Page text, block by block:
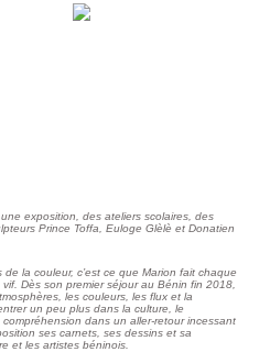
exposition, des ateliers scolaires, des
Prince Toffa, Euloge Glèlè et Donatien
la couleur, c’est ce que Marion fait chaque
Dès son premier séjour au Bénin fin 2018,
les couleurs, les flux et la
un peu plus dans la culture, le
dans un aller-retour incessant
ses carnets, ses dessins et sa
et les artistes béninois.